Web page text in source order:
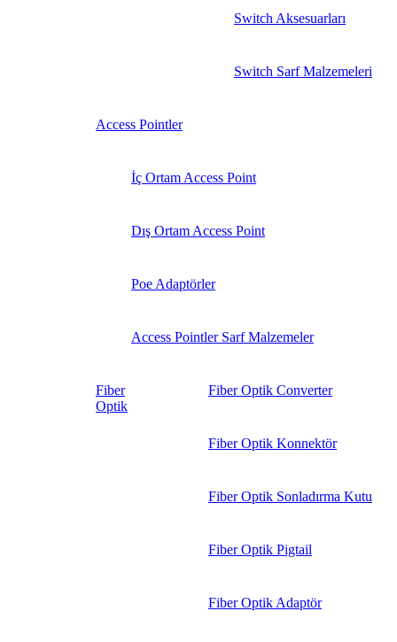
Switch Aksesuarları
Switch Sarf Malzemeleri
Access Pointler
İç Ortam Access Point
Dış Ortam Access Point
Poe Adaptörler
Access Pointler Sarf Malzemeler
Fiber
Optik
Fiber Optik Converter
Fiber Optik Konnektör
Fiber Optik Sonladırma Kutu
Fiber Optik Pigtail
Fiber Optik Adaptör